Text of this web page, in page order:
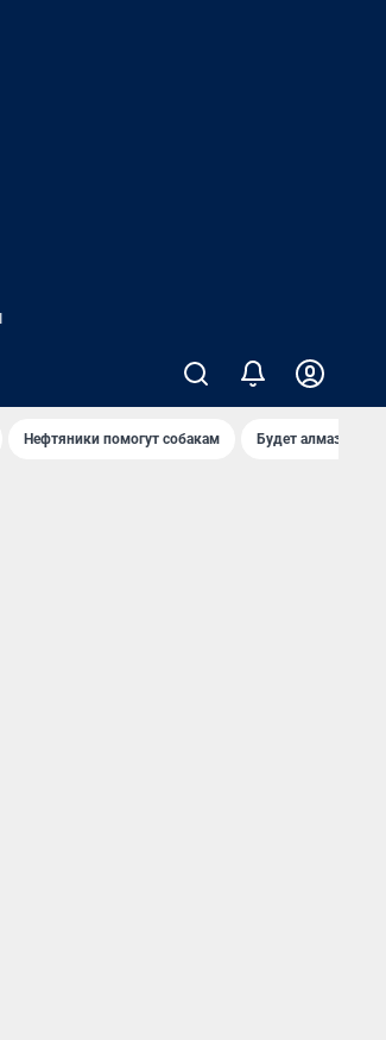
Нефтяники помогут собакам Будет алмазный